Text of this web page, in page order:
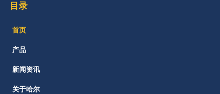
目录
首页
产品
新闻资讯
关于哈尔